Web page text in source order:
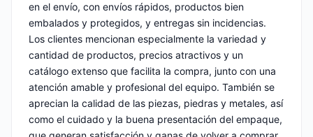
en el envío, con envíos rápidos, productos bien
embalados y protegidos, y entregas sin incidencias.
Los clientes mencionan especialmente la variedad y
cantidad de productos, precios atractivos y un
catálogo extenso que facilita la compra, junto con una
atención amable y profesional del equipo. También se
aprecian la calidad de las piezas, piedras y metales, así
como el cuidado y la buena presentación del empaque,